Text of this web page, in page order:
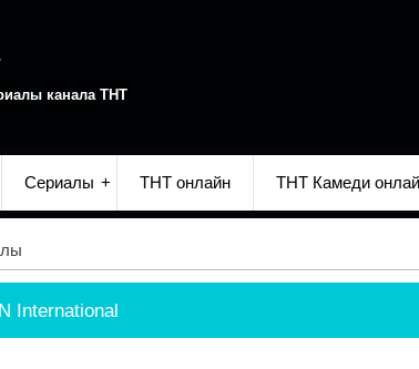
канала ТНТ
Сериалы ТНТ онлайн ТНТ Камеди
International